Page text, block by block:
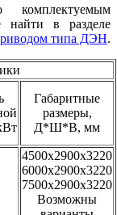
найти в разделе
типа ДЭН.
Габаритные
размеры,
Д*Ш*В, мм
4500х2900х3220
6000х2900х3220
7500х2900х3220
Возможны